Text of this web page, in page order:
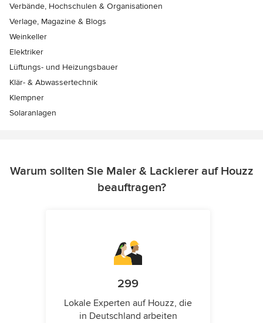
Verbände, Hochschulen & Organisationen
Verlage, Magazine & Blogs
Weinkeller
Elektriker
Lüftungs- und Heizungsbauer
Klär- & Abwassertechnik
Klempner
Solaranlagen
Warum sollten Sie Maler & Lackierer auf Houzz
beauftragen?
299
Lokale Experten auf Houzz, die
in Deutschland arbeiten